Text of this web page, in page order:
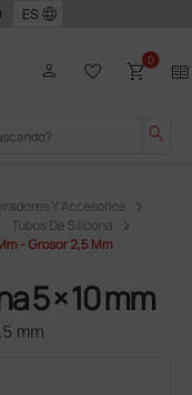
language
search
person favorite_border shopping_cart0 two_pager
Y Accesorios
Tubos De Silicona
- Grosor 2,5 Mm
5 × 10 mm
mm